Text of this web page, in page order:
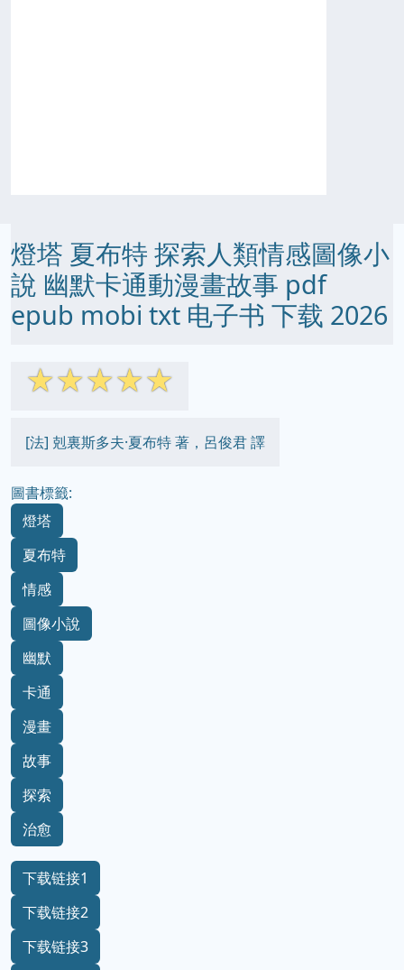
燈塔 夏布特 探索人類情感圖像小
說 幽默卡通動漫畫故事 pdf
epub mobi txt 电子书 下载 2026
☆☆☆☆☆
[法] 剋裏斯多夫·夏布特 著，呂俊君 譯
圖書標籤:
燈塔
夏布特
情感
圖像小說
幽默
卡通
漫畫
故事
探索
治愈
下载链接1
下载链接2
下载链接3